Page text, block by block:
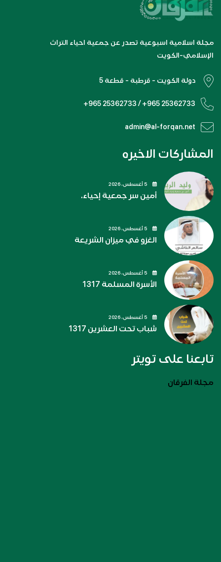
مجلة اسلامية اسبوعية تصدر عن جمعية احياء التراث
الإسلامي-الكويت
دولة الكويت - قرطبة - قطعة 5
+965 25362733 / +965 25362733
admin@al-forqan.net
المشاركات الاخيره
أمين سر جمعية إحياء.
الغزو في ميزان الشريعة
الأسرة المسلمة 1317
شباب تحت العشرين 1317
تابعنا على تويتر
مجلة الفرقان